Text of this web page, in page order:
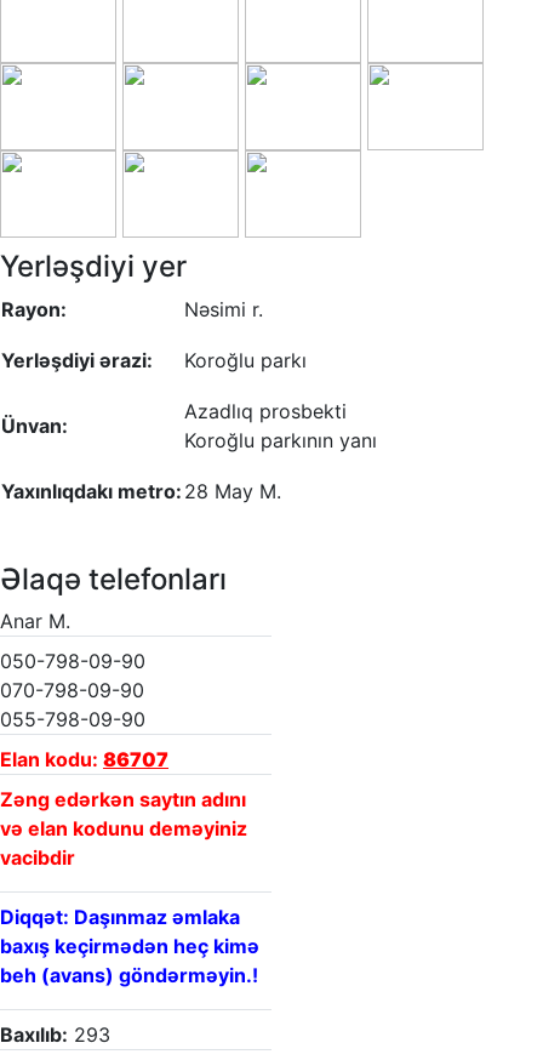
Yerləşdiyi yer
Rayon: Nəsimi r.
Yerləşdiyi ərazi: Koroğlu parkı
Ünvan:
Azadlıq prosbekti
Koroğlu parkının yanı
Yaxınlıqdakı metro: 28 May M.
Əlaqə telefonları
Anar M.
050-798-09-90
070-798-09-90
055-798-09-90
Elan kodu: 86707
Zəng edərkən saytın adını
və elan kodunu deməyiniz
vacibdir
Diqqət: Daşınmaz əmlaka
baxış keçirmədən heç kimə
beh (avans) göndərməyin.!
Baxılıb: 293